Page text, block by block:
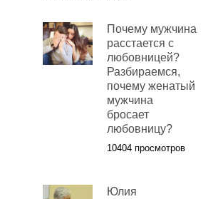
Почему мужчина
расстается с
любовницей?
Разбираемся,
почему женатый
мужчина
бросает
любовницу?
10404 просмотров
Юлия